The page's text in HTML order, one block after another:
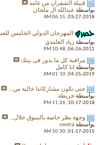
قبيلة الشفران من غامد
بواسطة عبدالله ال ملحان
03-27-2018,
06:15 AM
المهرجان الدولي الخامس
بواسطة زياد الغامدي
06-26-2012,
10:48 PM
مراقبة كل ما يدور فى بيتك
بواسطة انا كامل
04-25-2019,
01:10 AM
حتى تكون مشاركاتنا خالية من...
بواسطة خربطة
10-17-2018,
11:26 PM
وجهة نظر خاصة بالسوق خلال...
بواسطة swera
01-17-2015,
10:30 AM